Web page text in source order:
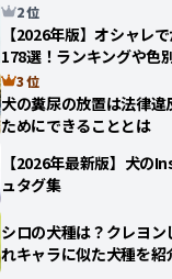
2 位
【2026年版】オシャレ
178選！ランキングや色
3 位
犬の糞尿の放置は法律
ためにできることとは
【2026年最新版】犬の
ュタグ集
シロの犬種は？クレヨン
れキャラに似た犬種を紹